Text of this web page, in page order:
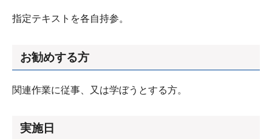
指定テキストを各自持参。
お勧めする方
関連作業に従事、又は学ぼうとする方。
実施日